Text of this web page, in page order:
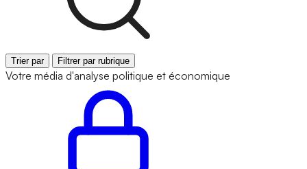
Trier par Filtrer par rubrique
Votre média d'analyse politique et économique